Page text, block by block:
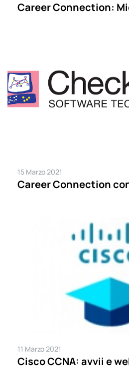
Career Connection:
15 Marzo 2021
Career Connection
11 Marzo 2021
Cisco CCNA: avvii e